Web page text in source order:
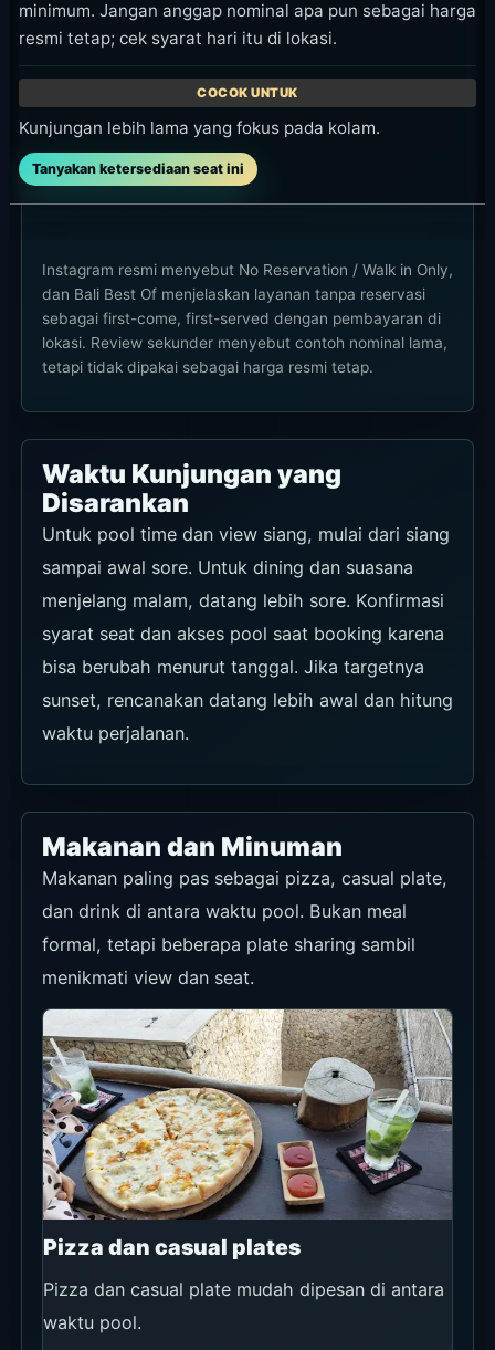
minimum. Jangan anggap nominal apa pun sebagai harga
resmi tetap; cek syarat hari itu di lokasi.
Kunjungan lebih lama yang fokus pada kolam.
Tanyakan ketersediaan seat ini
Instagram resmi menyebut No Reservation / Walk in Only,
dan Bali Best Of menjelaskan layanan tanpa reservasi
sebagai first-come, first-served dengan pembayaran di
lokasi. Review sekunder menyebut contoh nominal lama,
tetapi tidak dipakai sebagai harga resmi tetap.
Waktu Kunjungan yang
Disarankan
Untuk pool time dan view siang, mulai dari siang
sampai awal sore. Untuk dining dan suasana
menjelang malam, datang lebih sore. Konfirmasi
syarat seat dan akses pool saat booking karena
bisa berubah menurut tanggal. Jika targetnya
sunset, rencanakan datang lebih awal dan hitung
waktu perjalanan.
Makanan dan Minuman
Makanan paling pas sebagai pizza, casual plate,
dan drink di antara waktu pool. Bukan meal
formal, tetapi beberapa plate sharing sambil
menikmati view dan seat.
Pizza dan casual plates
Pizza dan casual plate mudah dipesan di antara
waktu pool.